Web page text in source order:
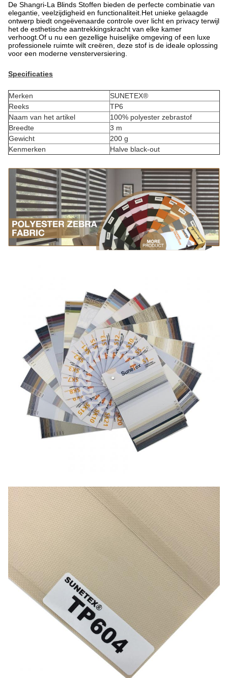
De Shangri-La Blinds Stoffen bieden de perfecte combinatie van
elegantie, veelzijdigheid en functionaliteit.Het unieke gelaagde
ontwerp biedt ongeëvenaarde controle over licht en privacy terwijl
het de esthetische aantrekkingskracht van elke kamer
verhoogt.Of u nu een gezellige huiselijke omgeving of een luxe
professionele ruimte wilt creëren, deze stof is de ideale oplossing
voor een moderne vensterversiering.
Specificaties
Merken
SUNETEX®
Reeks
TP6
Naam van het artikel
100% polyester zebrastof
Breedte
3 m
Gewicht
200 g
Kenmerken
Halve black-out